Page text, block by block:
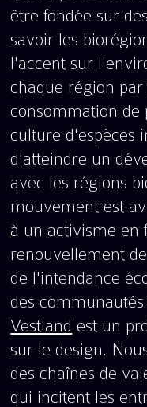
être fondée sur
savoir les
l'accent sur
chaque région
consommation de
culture d'espèces
d'atteindre un
avec les régions
mouvement est
à un activisme en
renouvellement
de l'intendance
des communautés
Vestland est un
sur le design.
des chaînes de
qui incitent les